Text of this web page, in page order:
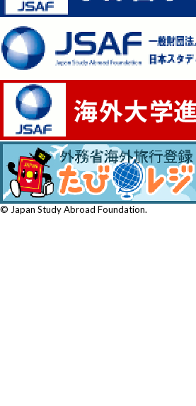
© Japan Study Abroad Foundation.